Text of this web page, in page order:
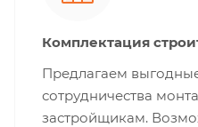
Комплектация
Предлагаем
сотрудничества
застройщикам.